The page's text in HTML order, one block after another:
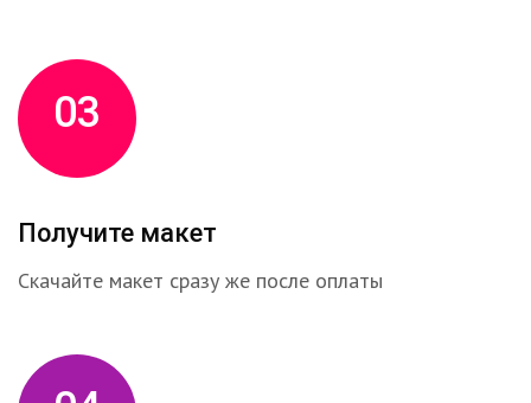
03
Получите макет
Скачайте макет сразу же после оплаты